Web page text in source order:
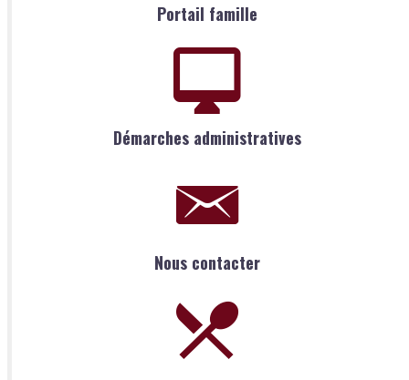
Portail famille
Démarches administratives
Nous contacter